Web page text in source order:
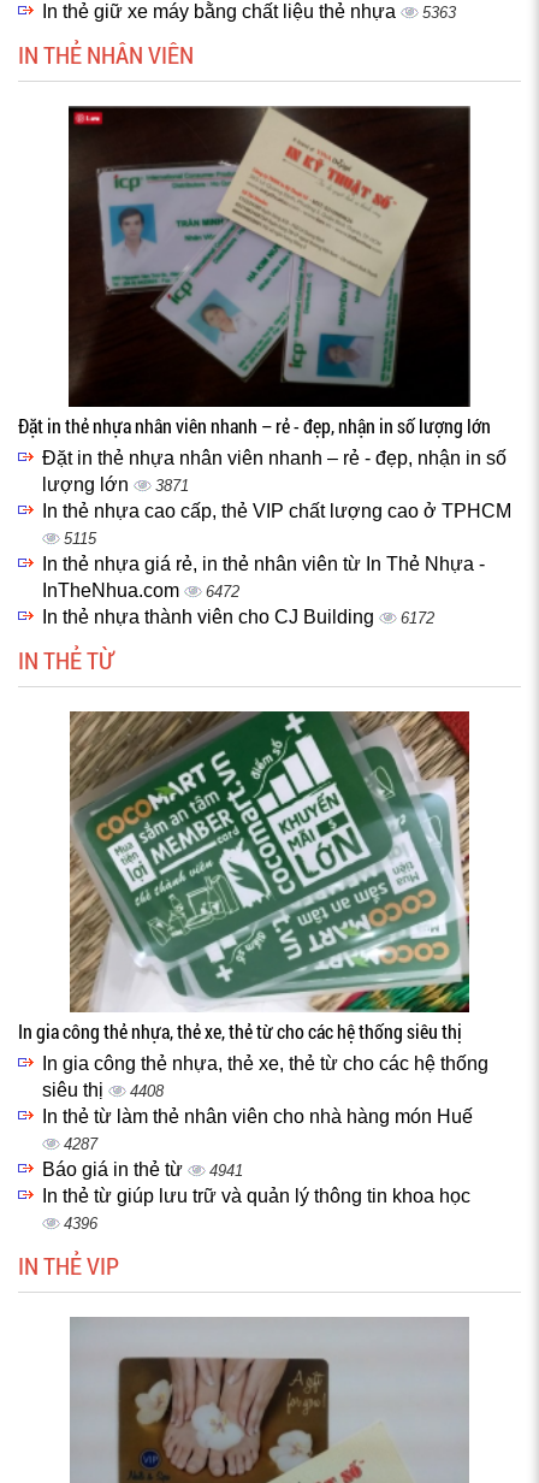
In thẻ giữ xe máy bằng chất liệu thẻ nhựa 5363
IN THẺ NHÂN VIÊN
Đặt in thẻ nhựa nhân viên nhanh – rẻ - đẹp, nhận in số lượng lớn
Đặt in thẻ nhựa nhân viên nhanh – rẻ - đẹp, nhận in số
lượng lớn
3871
In thẻ nhựa cao cấp, thẻ VIP chất lượng cao ở TPHCM
5115
In thẻ nhựa giá rẻ, in thẻ nhân viên từ In Thẻ Nhựa -
InTheNhua.com
6472
In thẻ nhựa thành viên cho CJ Building 6172
IN THẺ TỪ
In gia công thẻ nhựa, thẻ xe, thẻ từ cho các hệ thống siêu thị
In gia công thẻ nhựa, thẻ xe, thẻ từ cho các hệ thống
siêu thị
4408
In thẻ từ làm thẻ nhân viên cho nhà hàng món Huế
4287
Báo giá in thẻ từ 4941
In thẻ từ giúp lưu trữ và quản lý thông tin khoa học
4396
IN THẺ VIP